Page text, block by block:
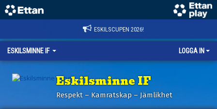
ESKILSCUPEN 2026!
ESKILSMINNE IF LOGGA IN
Eskilsminne IF
Respekt – Kamratskap – Jämlikhet